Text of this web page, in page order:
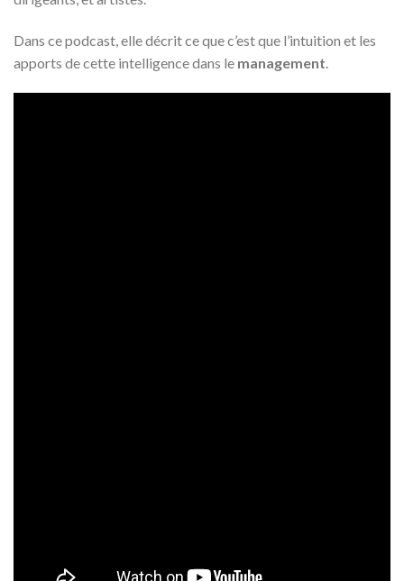
Dans ce podcast, elle décrit ce que c’est que l’intuition et les
apports de cette intelligence dans le management